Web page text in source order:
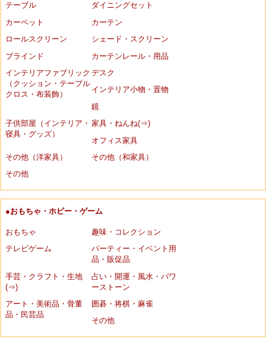
テーブル
ダイニングセット
カーペット
カーテン
ロールスクリーン
シェード・スクリーン
ブラインド
カーテンレール・用品
インテリアファブリック
（クッション・テーブル
クロス・布装飾）
デスク
インテリア小物・置物
鏡
子供部屋（インテリア・
寝具・グッズ）
家具・ねんね(⇒)
オフィス家具
その他（洋家具）
その他（和家具）
その他
●おもちゃ・ホビー・ゲーム
おもちゃ
趣味・コレクション
テレビゲーム
パーティー・イベント用
品・販促品
手芸・クラフト・生地
(⇒)
占い・開運・風水・パワ
ーストーン
アート・美術品・骨董
品・民芸品
囲碁・将棋・麻雀
その他